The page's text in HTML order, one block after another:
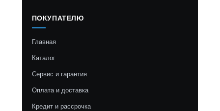
ПОКУПАТЕЛЮ
Главная
Каталог
Сервис и гарантия
Оплата и доставка
Кредит и рассрочка